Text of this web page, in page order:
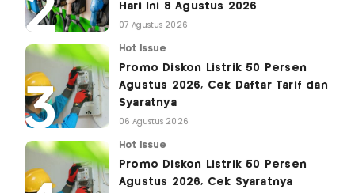
Hari Ini 8 Agustus 2026
07 Agustus 2026
Hot Issue
Promo Diskon Listrik 50 Persen
Agustus 2026, Cek Daftar Tarif dan
Syaratnya
06 Agustus 2026
Hot Issue
Promo Diskon Listrik 50 Persen
Agustus 2026, Cek Syaratnya